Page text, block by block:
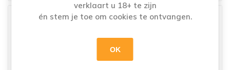
verklaart u 18+ te zijn
én stem je toe om cookies te ontvangen.
OK